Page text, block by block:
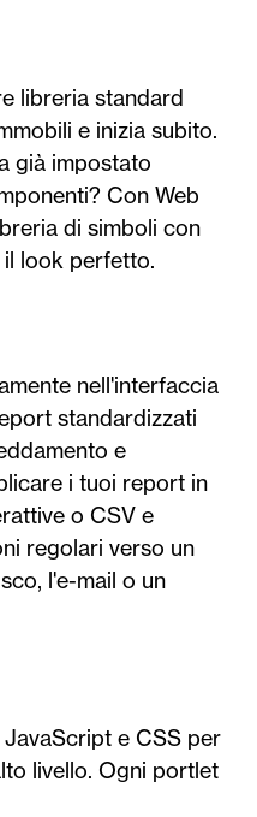
libreria standard
e inizia subito.
già impostato
Con Web
di simboli con
look perfetto.
nell'interfaccia
standardizzati
e
i tuoi report in
o CSV e
regolari verso un
l'e-mail o un
e CSS per
livello. Ogni portlet